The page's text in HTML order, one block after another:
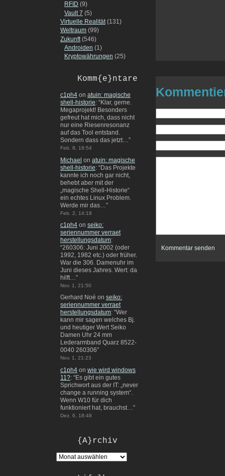
RFID (9)
Vault 7 (5)
Virtuelle Realität(131)
Weltraum (99)
Zukunft (546)
Androiden (1)
Kryptowährungen (25)
Komm{e}ntare
c1ph4 on atuin: magische
shell-historie: “Klar, gerne.
Megaprojekt! Besonders
gefreut hat mich, dass nicht
nur eine Riesenresonanz
auf das Tool entstand.
Sondern dass das jetzt…”
Feb. 8, 18:54
Michael on atuin: magische
shell-historie: “Das Projekte
kannte ich noch gar nicht,
behebt aber mit der
„magische Shell-Historie“
ein echtes Linux Problem.
Werde mir das… ”
Feb. 2, 14:18
c1ph4 on seiko:
seriennummer verraet
herstellungsdatum:
“260306: Juni 2002 (oder
1992, 1982 etc.) oder früher.
War die 306. Damenuhr im
Juni dieses Jahres. Wert: da
hilft…”
Nov. 1, 21:50
Gerhard Noé on seiko:
seriennummer verraet
herstellungsdatum: “Wer
kann mir sagen welches Bj.
und heutiger Wert Seiko
Damen Uhr 24 mm
Lederarmband Quarz 8522-
0040 260306”
Nov. 1, 21:23
c1ph4 on wie wird windows
11?: “Es gibt ein gutes
Sprichwort aus der IT: „never
change a running system“.
Wenn W10 für dich
funktioniert hat, brauchst…”
Dez. 6, 18:48
{A}rchiv